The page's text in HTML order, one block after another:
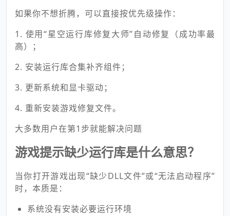
如果你不想折腾，可以直接按优先级操作：
1. 使用“星空运行库修复大师”自动修复（成功率最
高）；
2. 安装运行库合集补齐组件；
3. 更新系统和显卡驱动；
4. 重新安装游戏修复文件。
大多数用户在第1步就能解决问题
游戏提示缺少运行库是什么意思？
当你打开游戏出现“缺少DLL文件”或“无法启动程序”
时，本质是：
系统没有安装必要运行环境